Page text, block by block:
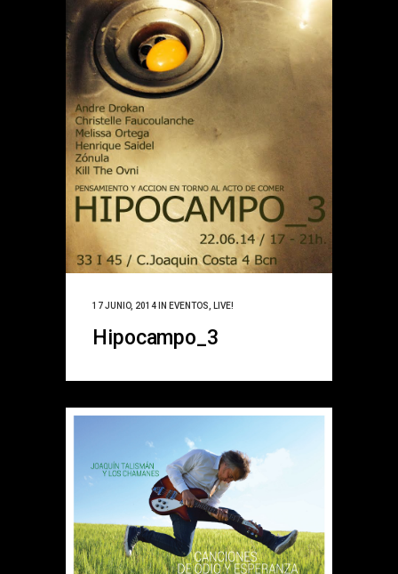
17 JUNIO, 2014 IN EVENTOS, LIVE!
Hipocampo_3